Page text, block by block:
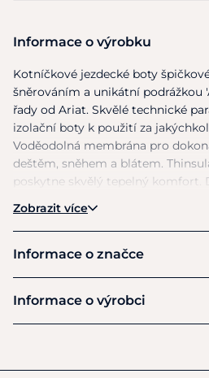
Informace o výrobku
Kotníčkové jezdecké boty
šněrováním a unikátní podrážkou
řady od Ariat. Skvělé technické
izolační boty k použití za
Voděodolná membrána pro
deštěm, sněhem a blátem.
poskytne skvělý tepelný komfort.
zajišťuje chodidlu správné
pohodlí. Velmi trvanlivá kvalitní
vynikající podporou stability nohy
měsících. Barva černá. Dámské
8a 8,5.
Zobrazit více
Informace o značce
Ariat
Informace o výrobci
Muiderstraat 1